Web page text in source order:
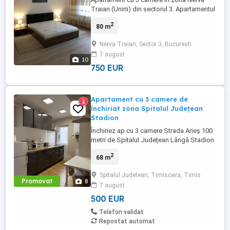
10
Traian (Unirii) din sectorul 3. Apartamentul
reabilitat, cu vedere pe ambele parti.
mp, este mobilat modern si utilat complet.
Acesta dispune de urmatoarele dotari: aer
conditionat, masina ...
80 m2
Nerva Traian, Sector 3, Bucuresti
7 august
750 EUR
Promovat 8
1
Apartament cu 3 camere de
închiriat zona Spitalul Județean
Stadion
Închiriez ap cu 3 camere Strada Arieș 100
metri de Spitalul Județean Lângă Stadion
din 6 Bloc izolat Mobilat și utilat
68 m2
Spitalul Judetean, Timisoara, Timis
7 august
500 EUR
Telefon validat
Repostat automat